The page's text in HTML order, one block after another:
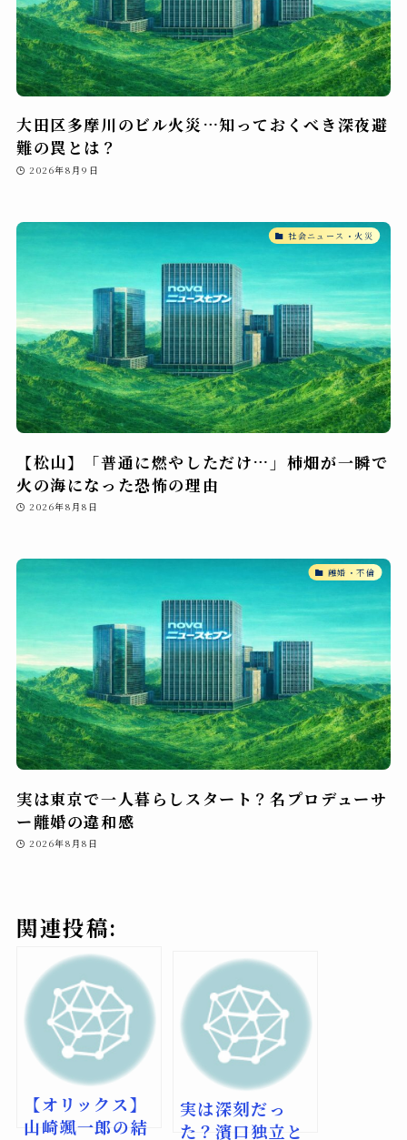
大田区多摩川のビル火災…知っておくべき深夜避
難の罠とは？
2026年8月9日
社会ニュース・火災
【松山】「普通に燃やしただけ…」柿畑が一瞬で
火の海になった恐怖の理由
2026年8月8日
離婚・不倫
実は東京で一人暮らしスタート？名プロデューサ
ー離婚の違和感
2026年8月8日
関連投稿:
【オリックス】
山崎颯一郎の結
実は深刻だっ
た？濱口独立と